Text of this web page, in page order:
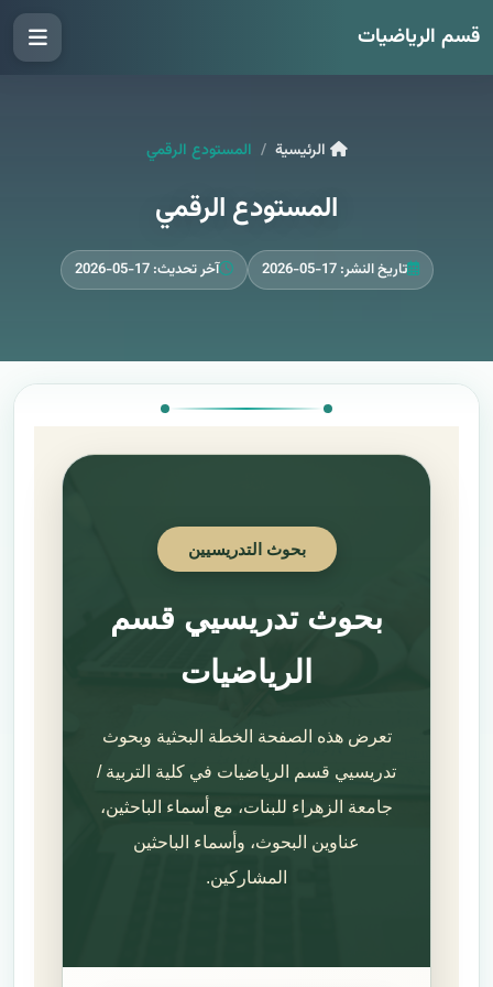
قسم الرياضيات
الرئيسية المستودع الرقمي
المستودع الرقمي
تاريخ النشر: 17-05-2026 آخر تحديث: 17-05-2026
بحوث التدريسيين
بحوث تدريسيي قسم
الرياضيات
تعرض هذه الصفحة الخطة البحثية وبحوث
تدريسيي قسم الرياضيات في كلية التربية /
جامعة الزهراء للبنات، مع أسماء الباحثين،
عناوين البحوث، وأسماء الباحثين
المشاركين.